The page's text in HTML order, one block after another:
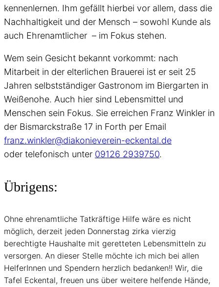
kennenlernen. Ihm gefällt hierbei vor allem, dass die
Nachhaltigkeit und der Mensch – sowohl Kunde als
auch Ehrenamtlicher – im Fokus stehen.
Wem sein Gesicht bekannt vorkommt: nach
Mitarbeit in der elterlichen Brauerei ist er seit 25
Jahren selbstständiger Gastronom im Biergarten in
Weißenohe. Auch hier sind Lebensmittel und
Menschen sein Fokus. Sie erreichen Franz Winkler in
der Bismarckstraße 17 in Forth per Email
franz.winkler@diakonieverein-eckental.de
oder telefonisch unter 09126 2939750.
Übrigens:
Ohne ehrenamtliche Tatkräftige Hilfe wäre es nicht
möglich, derzeit jeden Donnerstag zirka vierzig
berechtigte Haushalte mit geretteten Lebensmitteln zu
versorgen. An dieser Stelle möchte ich mich bei allen
HelferInnen und Spendern herzlich bedanken!! Wir, die
Tafel Eckental, freuen uns über weitere helfende Hände,